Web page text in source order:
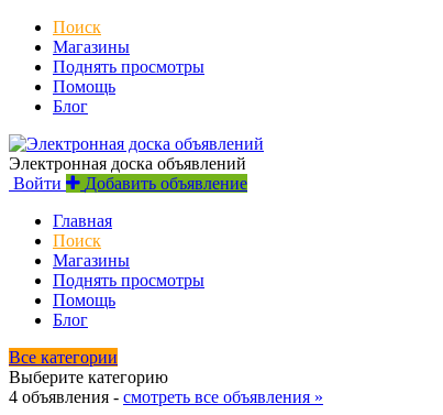
Поиск
Магазины
Поднять просмотры
Помощь
Блог
Электронная доска объявлений
Войти
Добавить объявление
Главная
Поиск
Магазины
Поднять просмотры
Помощь
Блог
Все категории
Выберите категорию
4 объявления - смотреть все объявления »